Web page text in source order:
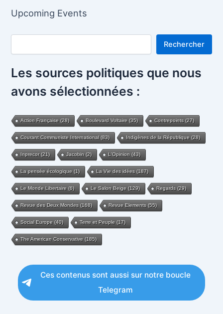
Upcoming Events
Rechercher
Rechercher
Les sources politiques que nous
avons sélectionnées :
Action Française (28) Boulevard Voltaire (35) Contrepoints(27)
Courant Communiste International(83) Indigènes de la République (28)
Inprecor(21) Jacobin (2) L'Opinion (43)
La pensée écologique (1) La Vie des idées(187)
Le Monde Libertaire (6) Le Salon Beige (129) Regards(29)
Revue des Deux Mondes(168) Revue Elements(55)
Social Europe (40) Terre et Peuple (17)
The American Conservative (185)
Ces contenus sont aussi sur notre boucle
Telegram